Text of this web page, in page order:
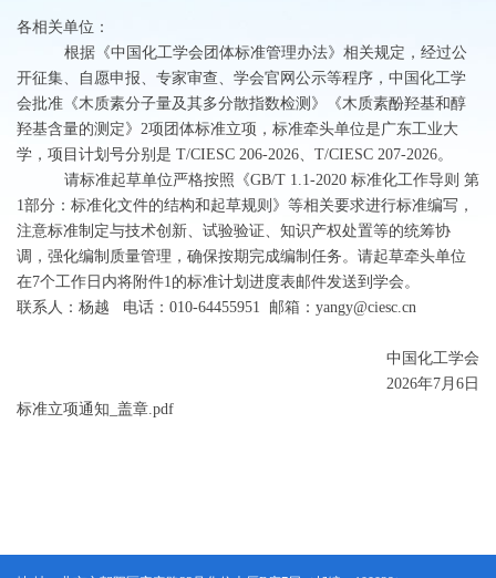
各相关单位：
根据《中国化工学会团体标准管理办法》相关规定，经过公
开征集、自愿申报、专家审查、学会官网公示等程序，中国化工学
会批准《木质素分子量及其多分散指数检测》《木质素酚羟基和醇
羟基含量的测定》2项团体标准立项，标准牵头单位是广东工业大
学，项目计划号分别是 T/CIESC 206-2026、T/CIESC 207-2026。
请标准起草单位严格按照《GB/T 1.1-2020 标准化工作导则 第
1部分：标准化文件的结构和起草规则》等相关要求进行标准编写，
注意标准制定与技术创新、试验验证、知识产权处置等的统筹协
调，强化编制质量管理，确保按期完成编制任务。请起草牵头单位
在7个工作日内将附件1的标准计划进度表邮件发送到学会。
联系人：杨越 电话：010-64455951 邮箱：yangy@ciesc.cn
中国化工学会
2026年7月6日
标准立项通知_盖章.pdf